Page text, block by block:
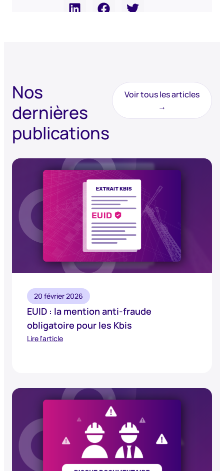
Nos
dernières
publications
Voir tous les articles
→
20 février 2026
EUID : la mention anti-fraude
obligatoire pour les Kbis
Lire l'article